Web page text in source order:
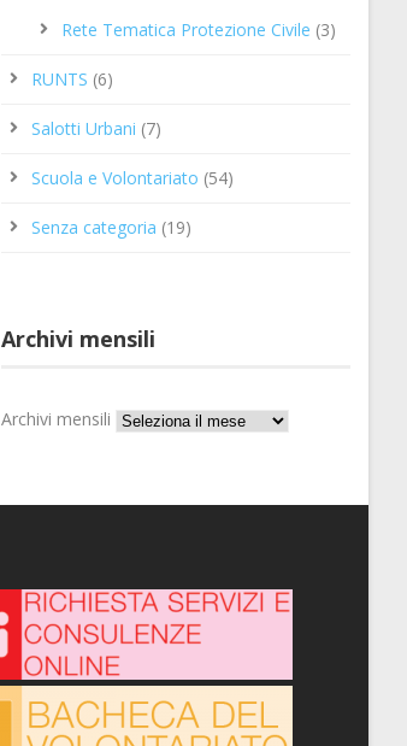
Rete Tematica Protezione Civile (3)
RUNTS (6)
Salotti Urbani (7)
Scuola e Volontariato (54)
Senza categoria (19)
Archivi mensili
Archivi mensili